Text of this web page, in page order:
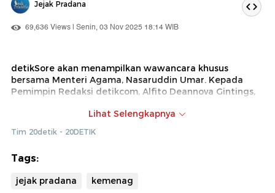
Jejak Pradana
69,636 Views | Senin, 03 Nov 2025 18:14 WIB
detikSore akan menampilkan wawancara khusus
bersama Menteri Agama, Nasaruddin Umar. Kepada
Pemimpin Redaksi detikcom, Alfito Deannova Gintings,
usaha Kemenag dalam rangka mensukseskan visi Asta
Cita Presiden Prabowo.
Saksikan tayangannya dalam Jejak Pradana.
Lihat Selengkapnya
Tim 20detik - 20DETIK
Tags:
jejak pradana kemenag